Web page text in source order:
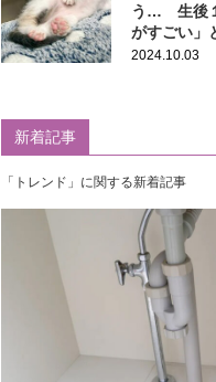
う… 生後
がすごい」
2024.10.03
新着記事
「トレンド」に関する新着記事